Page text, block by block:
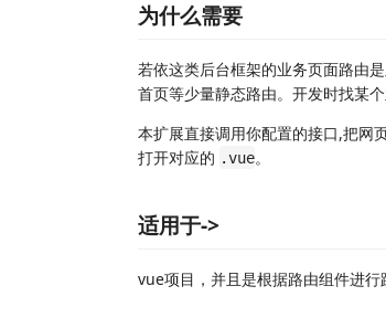
为什么需要
若依这类后台框架的业务页面路由是
首页等少量静态路由。开发时找某
本扩展直接调用你配置的接口,把网
打开对应的 .vue。
适用于->
vue项目，并且是根据路由组件进